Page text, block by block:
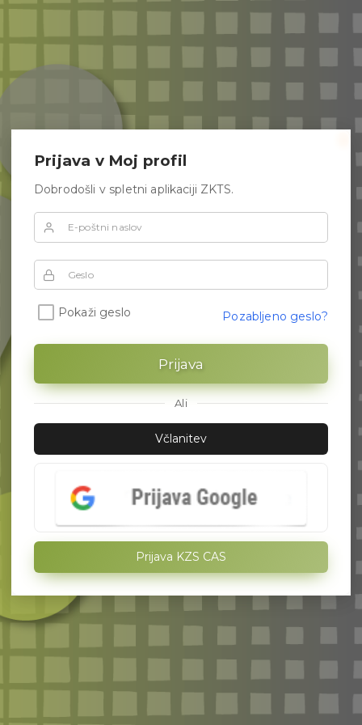
Prijava v Moj profil
Dobrodošli v spletni aplikaciji ZKTS.
E-poštni naslov
Geslo
Pokaži geslo Pozabljeno geslo?
Prijava
Ali
Včlanitev
Prijava KZS CAS